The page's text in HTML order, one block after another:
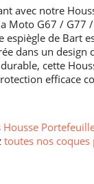
avec notre
Moto G67 / G77
espiègle de Bart
dans un design
cette
efficace
Housse
toutes nos coques